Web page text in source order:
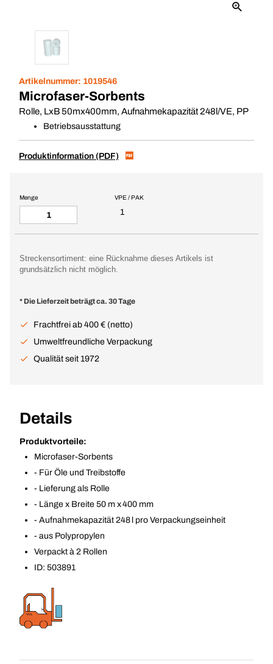
Artikelnummer: 1019546
Microfaser-Sorbents
Rolle, LxB 50mx400mm, Aufnahmekapazität 248l/VE, PP
Betriebsausstattung
Produktinformation (PDF)
VPE / PAK
1
Menge
Streckensortiment: eine Rücknahme dieses Artikels ist
grundsätzlich nicht möglich.
* Die Lieferzeit beträgt ca. 30 Tage
Frachtfrei ab 400 € (netto)
Umweltfreundliche Verpackung
Qualität seit 1972
Details
Produktvorteile:
Microfaser-Sorbents
- Für Öle und Treibstoffe
- Lieferung als Rolle
- Länge x Breite 50 m x 400 mm
- Aufnahmekapazität 248 l pro Verpackungseinheit
- aus Polypropylen
Verpackt à 2 Rollen
ID: 503891